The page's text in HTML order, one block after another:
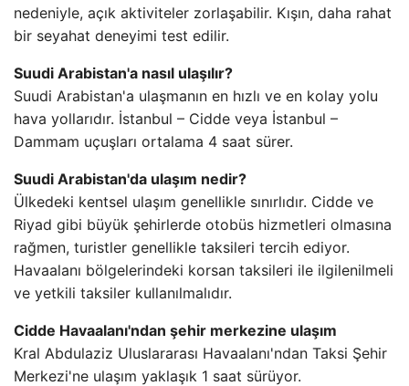
nedeniyle, açık aktiviteler zorlaşabilir. Kışın, daha rahat
bir seyahat deneyimi test edilir.
Suudi Arabistan'a nasıl ulaşılır?
Suudi Arabistan'a ulaşmanın en hızlı ve en kolay yolu
hava yollarıdır. İstanbul – Cidde veya İstanbul –
Dammam uçuşları ortalama 4 saat sürer.
Suudi Arabistan'da ulaşım nedir?
Ülkedeki kentsel ulaşım genellikle sınırlıdır. Cidde ve
Riyad gibi büyük şehirlerde otobüs hizmetleri olmasına
rağmen, turistler genellikle taksileri tercih ediyor.
Havaalanı bölgelerindeki korsan taksileri ile ilgilenilmeli
ve yetkili taksiler kullanılmalıdır.
Cidde Havaalanı'ndan şehir merkezine ulaşım
Kral Abdulaziz Uluslararası Havaalanı'ndan Taksi Şehir
Merkezi'ne ulaşım yaklaşık 1 saat sürüyor.